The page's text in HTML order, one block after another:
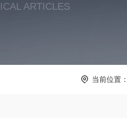
ARTICLES
当前位置：